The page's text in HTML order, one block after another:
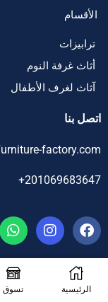
الأقسام
ترابيزات
أثاث غرفة النوم
آثاث لغرف الأطفال
اتصل بنا
factory.com
201069683647+
جميع
الرئيسية تسوق